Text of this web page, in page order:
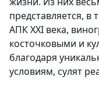
представляется, в
АПК XXI века,
косточковыми и
благодаря
условиям, сулят